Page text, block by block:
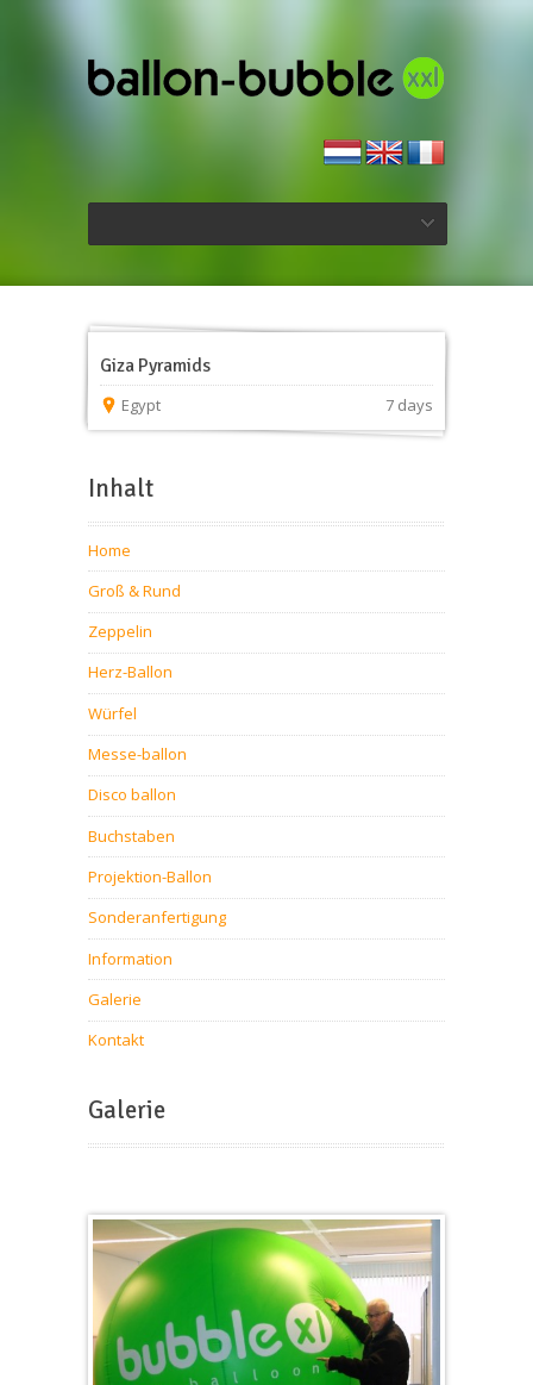
Giza Pyramids
Egypt 7 days
Inhalt
Home
Groß & Rund
Zeppelin
Herz-Ballon
Würfel
Messe-ballon
Disco ballon
Buchstaben
Projektion-Ballon
Sonderanfertigung
Information
Galerie
Kontakt
Galerie